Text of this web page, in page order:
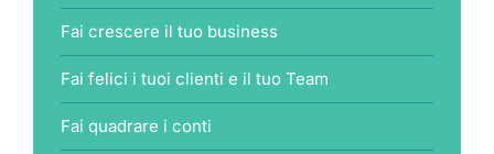
Fai crescere il tuo business
Fai felici i tuoi clienti e il tuo Team
Fai quadrare i conti